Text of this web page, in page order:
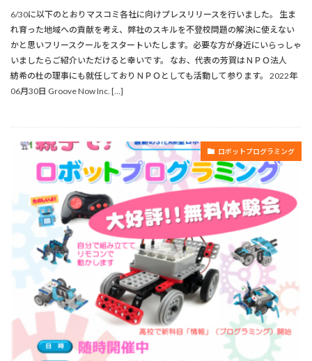
6/30に以下のとおりマスコミ各社に向けプレスリリースを行いました。 生ま
れ育った地域への貢献を考え、弊社のスキルを不登校問題の解決に使えない
かと思いフリースクールをスタートいたします。必要な方が身近にいらっしゃ
いましたらご紹介いただけると幸いです。 なお、代表の芳賀はＮＰＯ法人
紡希の杜の理事にも就任しておりＮＰＯとしても活動して参ります。 2022年
06月30日 Groove Now Inc. […]
ロボットプログラミング